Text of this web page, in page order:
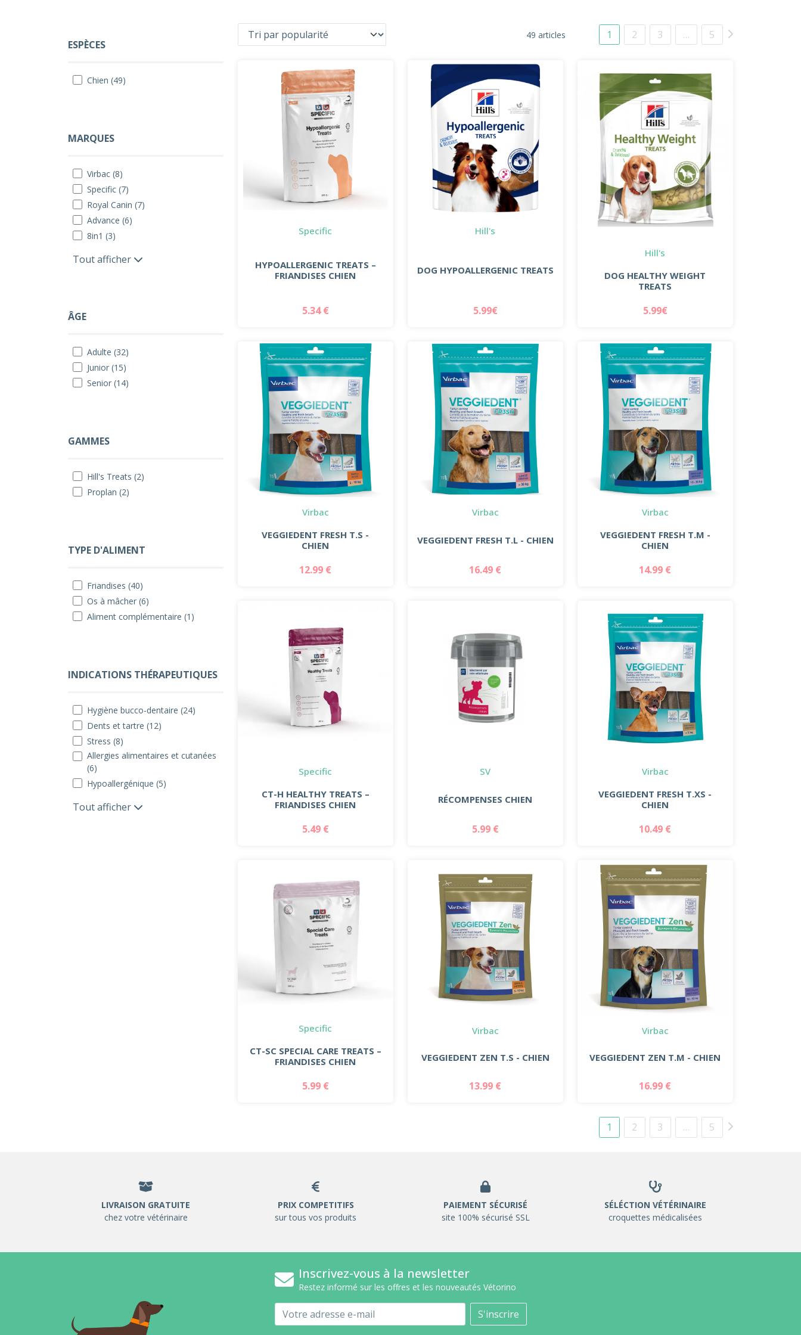
ESPÈCES
Chien (49)
MARQUES
Virbac (8)
Specific (7)
Royal Canin (7)
Advance (6)
8in1 (3)
Tout afficher
ÂGE
Adulte (32)
Junior (15)
Senior (14)
GAMMES
Hill's Treats (2)
Proplan (2)
TYPE D'ALIMENT
Friandises (40)
Os à mâcher (6)
Aliment complémentaire (1)
INDICATIONS THÉRAPEUTIQUES
Hygiène bucco-dentaire (24)
Dents et tartre (12)
Stress (8)
Allergies alimentaires et cutanées
(6)
Hypoallergénique (5)
Tout afficher
49 articles 1 2 3 … 5
Specific
HYPOALLERGENIC TREATS –
FRIANDISES CHIEN
5.34 €
Hill's
DOG HYPOALLERGENIC TREATS
5.99€
Hill's
DOG HEALTHY WEIGHT
TREATS
5.99€
Virbac
VEGGIEDENT FRESH T.S -
CHIEN
12.99 €
Virbac
VEGGIEDENT FRESH T.L - CHIEN
16.49 €
Virbac
VEGGIEDENT FRESH T.M -
CHIEN
14.99 €
Specific
CT-H HEALTHY TREATS –
FRIANDISES CHIEN
5.49 €
SV
RÉCOMPENSES CHIEN
5.99 €
Virbac
VEGGIEDENT FRESH T.XS -
CHIEN
10.49 €
Specific
CT-SC SPECIAL CARE TREATS –
FRIANDISES CHIEN
5.99 €
Virbac
VEGGIEDENT ZEN T.S - CHIEN
13.99 €
Virbac
VEGGIEDENT ZEN T.M - CHIEN
16.99 €
1 2 3 … 5
LIVRAISON GRATUITE
chez votre vétérinaire
PRIX COMPETITIFS
sur tous vos produits
PAIEMENT SÉCURISÉ
site 100% sécurisé SSL
SÉLÉCTION VÉTÉRINAIRE
croquettes médicalisées
Inscrivez-vous à la newsletter
Restez informé sur les offres et les nouveautés Vétorino
Email S'inscrire